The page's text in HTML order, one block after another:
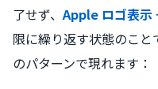
了せず、Apple ロゴ表
限に繰り返す状態のこ
のパターンで現れます：